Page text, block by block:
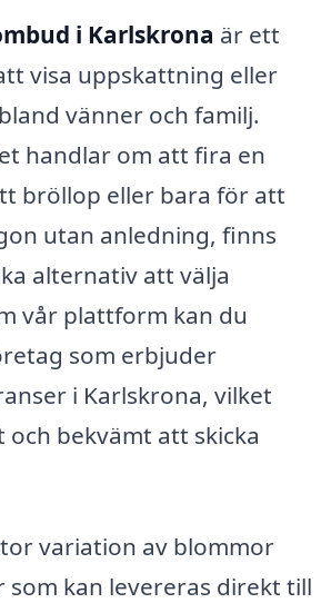
i Karlskrona är ett
visa uppskattning eller
vänner och familj.
handlar om att fira en
bröllop eller bara för att
utan anledning, finns
alternativ att välja
vår plattform kan du
som erbjuder
i Karlskrona, vilket
bekvämt att skicka
variation av blommor
som kan levereras direkt till